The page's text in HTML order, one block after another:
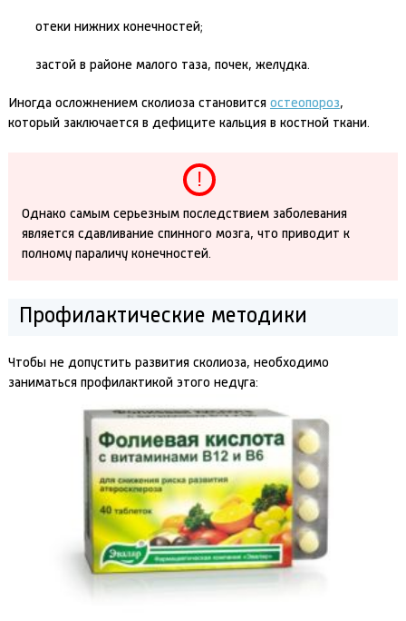
отеки нижних конечностей;
застой в районе малого таза, почек, желудка.
Иногда осложнением сколиоза становится остеопороз,
который заключается в дефиците кальция в костной ткани.
Однако самым серьезным последствием заболевания
является сдавливание спинного мозга, что приводит к
полному параличу конечностей.
Профилактические методики
Чтобы не допустить развития сколиоза, необходимо
заниматься профилактикой этого недуга: